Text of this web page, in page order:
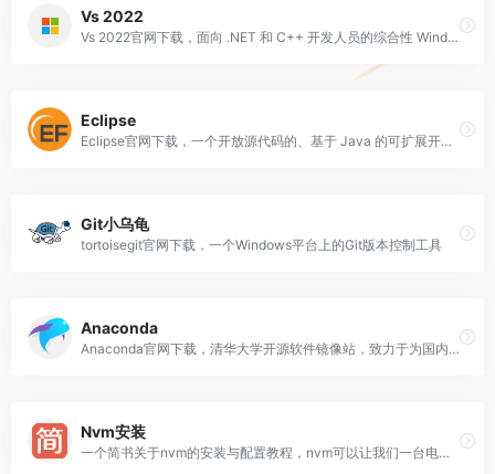
Vs 2022
Vs 2022官网下载，面向 .NET 和 C++ 开发人员的综合性 Windows 版 IDE，可用于构建 Web、云、桌面、移动应用、服务和游戏
Eclipse
Eclipse官网下载，一个开放源代码的、基于 Java 的可扩展开发平台
Git小乌龟
tortoisegit官网下载，一个Windows平台上的Git版本控制工具
Anaconda
Anaconda官网下载，清华大学开源软件镜像站，致力于为国内和校内用户提供高质量的开源软件镜像、Linux 镜像源服务，帮助用户更方便地获取开源软件
Nvm安装
一个简书关于nvm的安装与配置教程，nvm可以让我们一台电脑，装多个版本的node，并且可以随时切换